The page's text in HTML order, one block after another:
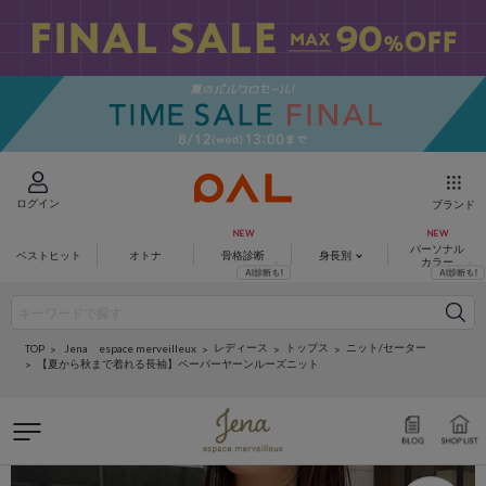
ログイン ブランド
ベストヒット オトナ 骨格診断 身長別
パーソナル
カラー
TOP Jena espace merveilleux レディース トップス
ニット/セーター
【夏から秋まで着れる長袖】ペーパーヤーンルーズニット